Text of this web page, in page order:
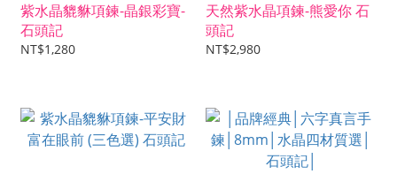
紫水晶貔貅項鍊-晶銀彩寶-
石頭記
NT$1,280
天然紫水晶項鍊-熊愛你 石
頭記
NT$2,980